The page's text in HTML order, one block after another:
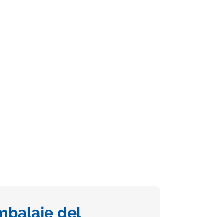
del